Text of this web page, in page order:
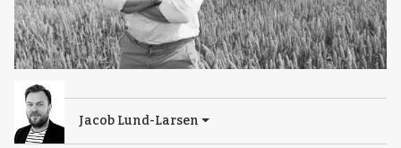
Jacob Lund-Larsen